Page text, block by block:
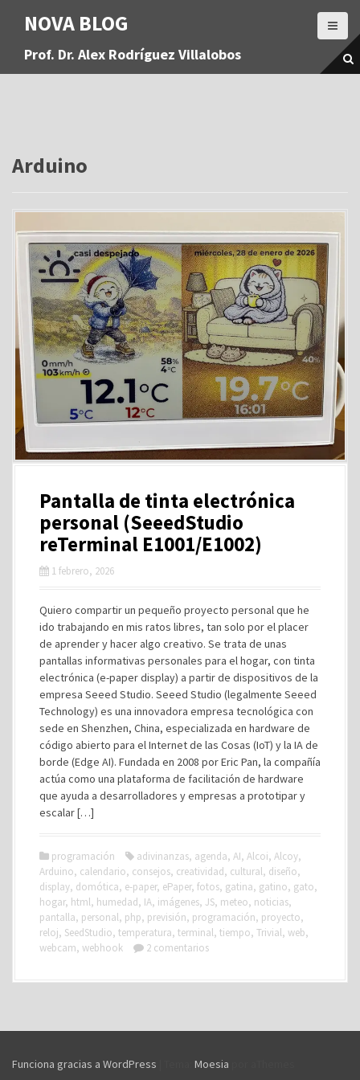
a
NOVA BLOG
Prof. Dr. Alex Rodríguez Villalobos
Arduino
Pantalla de tinta electrónica
personal (SeeedStudio
reTerminal E1001/E1002)
1 febrero, 2026
Quiero compartir un pequeño proyecto personal que he
ido trabajando en mis ratos libres, tan solo por el placer
de aprender y hacer algo creativo. Se trata de unas
pantallas informativas personales para el hogar, con tinta
electrónica (e-paper display) a partir de dispositivos de la
empresa Seeed Studio. Seeed Studio (legalmente Seeed
Technology) es una innovadora empresa tecnológica con
sede en Shenzhen, China, especializada en hardware de
código abierto para el Internet de las Cosas (IoT) y la IA de
borde (Edge AI). Fundada en 2008 por Eric Pan, la compañía
actúa como una plataforma de facilitación de hardware
que ayuda a desarrolladores y empresas a prototipar y
escalar […]
programación adivinanzas, agenda, AI, Alcoi, Alcoy,
Arduino, calendario, consejos, creatividad, cultural, diseño,
display, domótica, e-paper, ePaper, fotos, gatina, gatino, gato,
hogar, html, humedad, IA, imágenes, JS, meteo, noticias,
pantalla, personal, php, previsión, programación, proyecto,
reloj, SeedStudio, temperatura, terminal, tiempo, Trivial, web,
webcam, webhook 2 comentarios
Funciona gracias a WordPress Moesia